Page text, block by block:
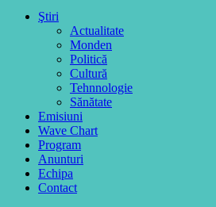
Ştiri
Actualitate
Monden
Politică
Cultură
Tehnnologie
Sănătate
Emisiuni
Wave Chart
Program
Anunturi
Echipa
Contact